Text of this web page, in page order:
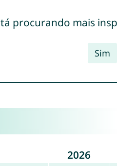
procurando mais
Sim
2026